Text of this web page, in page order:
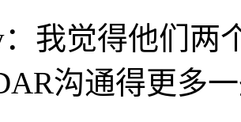
：我觉得他们两
沟通得更多